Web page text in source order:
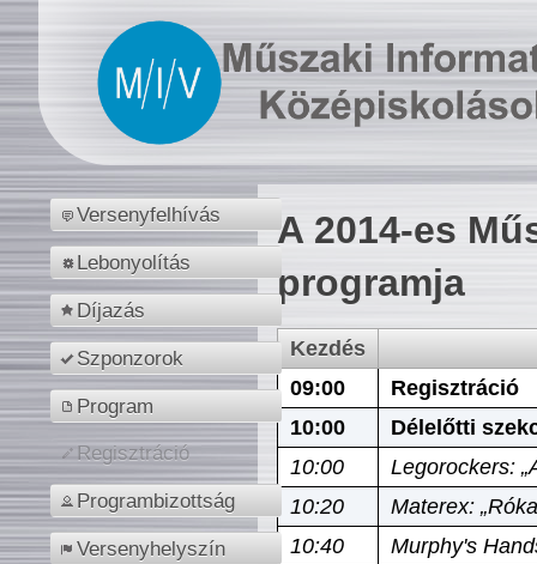
Versenyfelhívás
Lebonyolítás
Díjazás
Szponzorok
Program
Regisztráció
Programbizottság
Versenyhelyszín
A 2014-es
programja
Kezdés
09:00
Regisztráció
10:00
Délelőtti
10:00
Legorockers:
10:20
Materex:
10:40
Murphy's